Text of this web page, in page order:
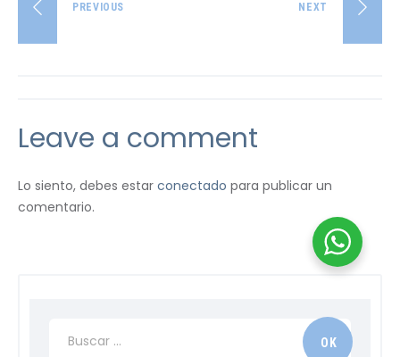
PREVIOUS NEXT
Leave a comment
Lo siento, debes estar conectado para publicar un
comentario.